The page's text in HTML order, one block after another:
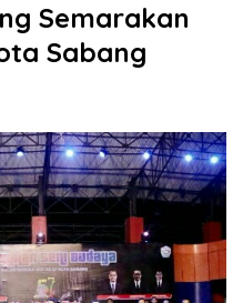
Semarakan
Sabang